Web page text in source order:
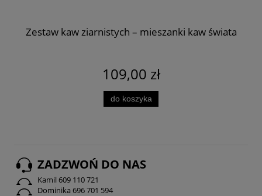
Zestaw kaw ziarnistych – mieszanki kaw świata
109,00 zł
do koszyka
ZADZWOŃ DO NAS
Kamil 609 110 721
Dominika 696 701 594